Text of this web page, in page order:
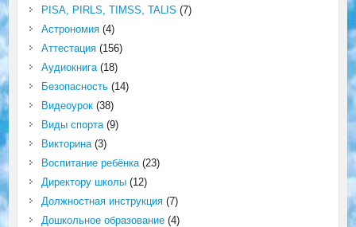
PISA, PIRLS, TIMSS, TALIS (7)
Астрономия(4)
Аттестация(156)
Аудиокнига(18)
Безопасность(14)
Видеоурок(38)
Виды спорта(9)
Викторина(3)
Воспитание ребёнка(23)
Директору школы(12)
Должностная инструкция(7)
Дошкольное образование(4)